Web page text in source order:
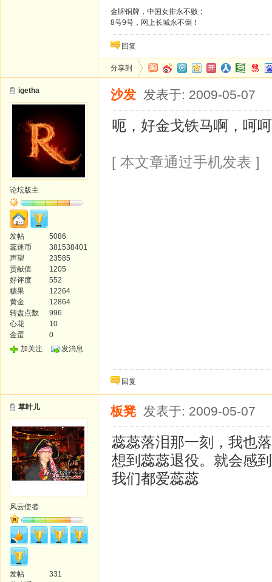
金牌铜牌，中国女排永不败；
8号9号，网上长城永不倒！
回复
分享到
igetha
论坛版主
发帖
5086
蕊迷币
381538401
声望
23585
贡献值
1205
好评度
552
糖果
12264
黄金
12864
转盘点数
996
心花
10
金蛋
0
加关注
发消息
沙发 发表于: 2009-05-07
呃，好金戈铁马啊，呵呵
[ 本文章通过手机发表 ]
回复
草叶儿
风云使者
发帖
331
板凳 发表于: 2009-05-07
蕊蕊落泪那一刻，我也
想到蕊蕊退役。就会感
我们都爱蕊蕊